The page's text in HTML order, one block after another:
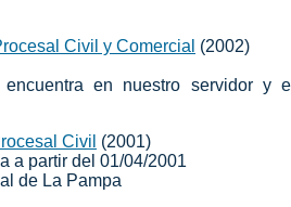
Civil y Comercial (2002)
en nuestro servidor y
Civil (2001)
a partir del 01/04/2001
de La Pampa